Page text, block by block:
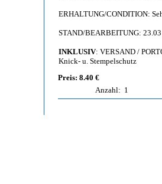
ERHALTUNG/CONDITION:
STAND/BEARBEITUNG:
INKLUSIV: VERSAND /
Knick- u. Stempelschutz
Preis: 8.40 €
Anzahl: 1